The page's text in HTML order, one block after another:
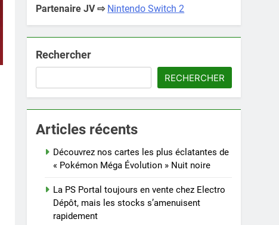
Partenaire JV ⇨ Nintendo Switch 2
Rechercher
RECHERCHER
Articles récents
Découvrez nos cartes les plus éclatantes de
« Pokémon Méga Évolution » Nuit noire
La PS Portal toujours en vente chez Electro
Dépôt, mais les stocks s’amenuisent
rapidement